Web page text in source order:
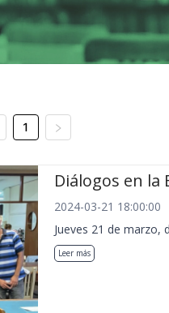
1
Diálogos en la
2024-03-21 18:00:00
Jueves 21 de marzo,
Leer más